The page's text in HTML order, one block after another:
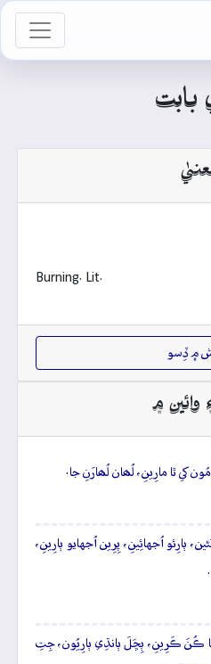
بابت
Burning. Lit.
۾ ڏِسو
وائين ۾
مُون کي ٿا مارِينِ، لُھان لُھارَنِ جا.
ٻارِئو اُجهائِينِ، پِرِين اُجهايو ٻارِينِ،
ڪَرِينِ، ٻِڇَلَ ٻانڌِي ٻارِيُون، جِتِ